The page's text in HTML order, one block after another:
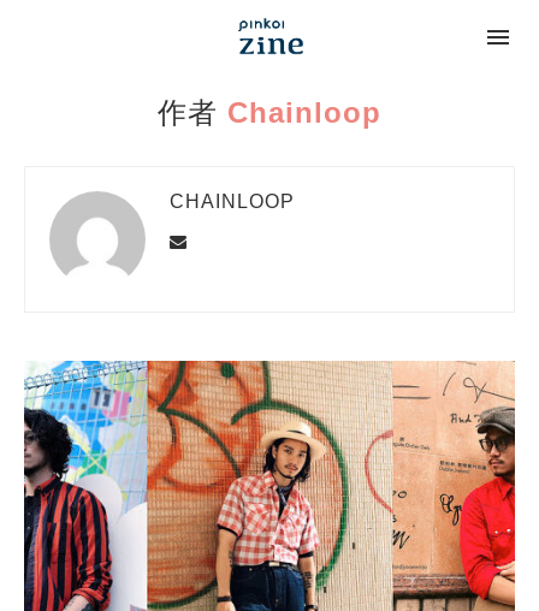
作者 Chainloop
CHAINLOOP